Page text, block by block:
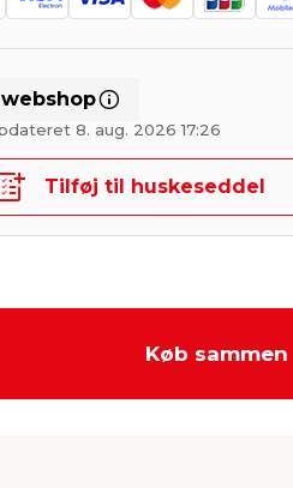
8. aug. 2026 17:26
Tilføj til huskeseddel
Køb sammen